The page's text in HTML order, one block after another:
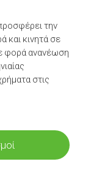
την
και κινητά σε
φορά ανανέωση
στις